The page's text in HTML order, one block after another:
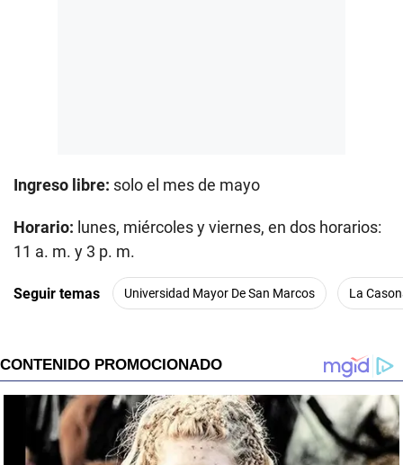
Ingreso libre: solo el mes de mayo
Horario: lunes, miércoles y viernes, en dos horarios:
11 a. m. y 3 p. m.
Seguir temas Universidad Mayor De San Marcos La